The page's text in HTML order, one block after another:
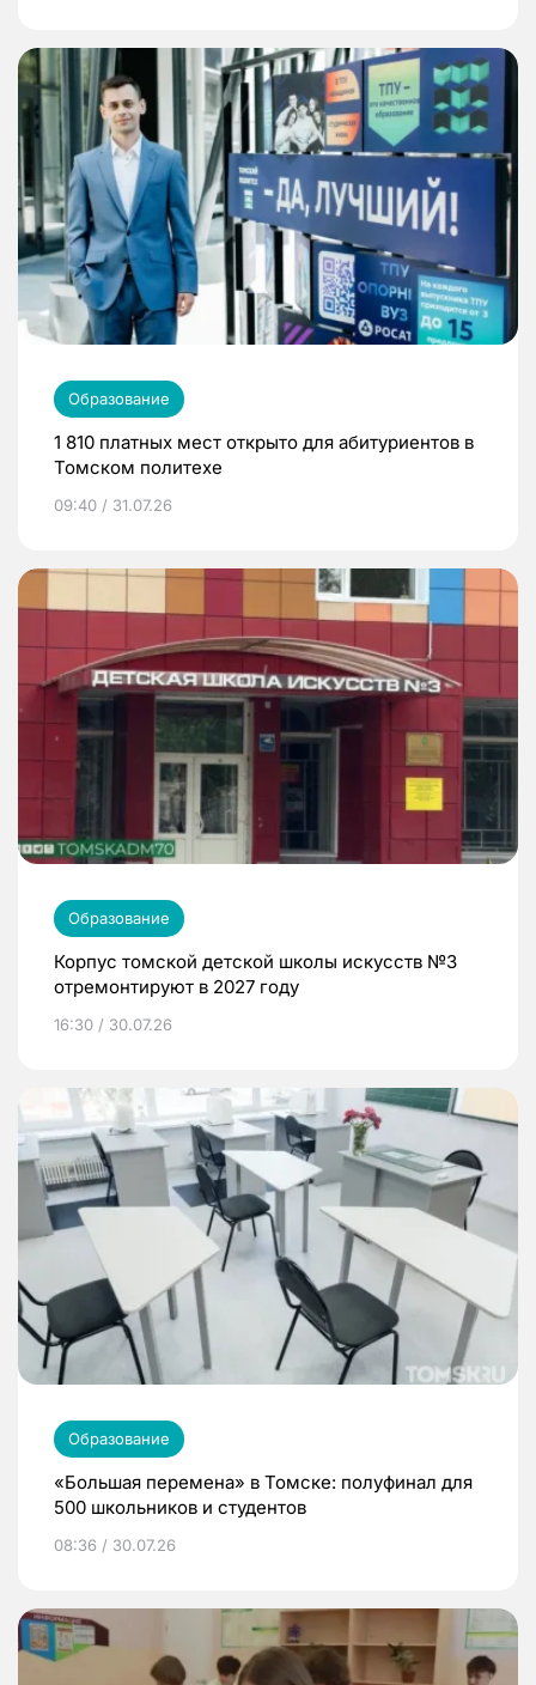
Образование
1 810 платных мест открыто для абитуриентов в
Томском политехе
09:40 / 31.07.26
Образование
Корпус томской детской школы искусств №3
отремонтируют в 2027 году
16:30 / 30.07.26
Образование
«Большая перемена» в Томске: полуфинал для
500 школьников и студентов
08:36 / 30.07.26